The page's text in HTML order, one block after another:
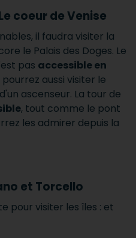
coeur de Venise
il faudra visiter la
le Palais des Doges. Le
pas accessible en
pourrez aussi visiter le
ascenseur. La tour de
, tout comme le pont
les admirer depuis la
et Torcello
pour visiter les îles : et